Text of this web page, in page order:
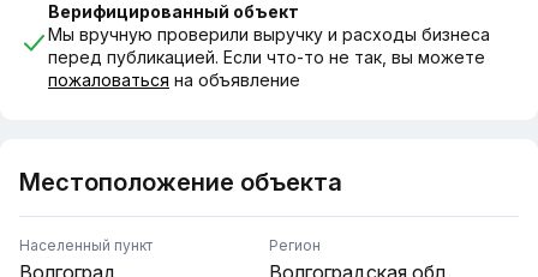
постоянный клиентский трафик.
3. Потенциал роста: Новый пункт Ozon активно
развивается, а большая площадь позволяет в будущем
расширять присутствие или добавлять новые сервисы.
Оснащение:
• Полное соответствие брендбукам WB и Ozon.
• Мебель, стеллажи, оргтехника, система
видеонаблюдения.
Верифицированный объект
Мы вручную проверили выручку и расходы бизнеса
перед публикацией. Если что-то не так, вы можете
пожаловаться на объявление
Местоположение объекта
Населенный пункт
Волгоград
Регион
Волгоградская обл